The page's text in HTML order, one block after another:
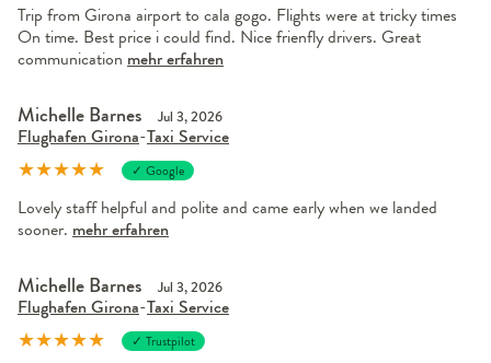
Trip from Girona airport to cala gogo. Flights were at tricky times
On time. Best price i could find. Nice frienfly drivers. Great
communication mehr erfahren
Michelle Barnes Jul 3, 2026
Flughafen Girona-Taxi Service
★★★★★ ✓ Google
Lovely staff helpful and polite and came early when we landed
sooner. mehr erfahren
Michelle Barnes Jul 3, 2026
Flughafen Girona-Taxi Service
★★★★★ ✓ Trustpilot